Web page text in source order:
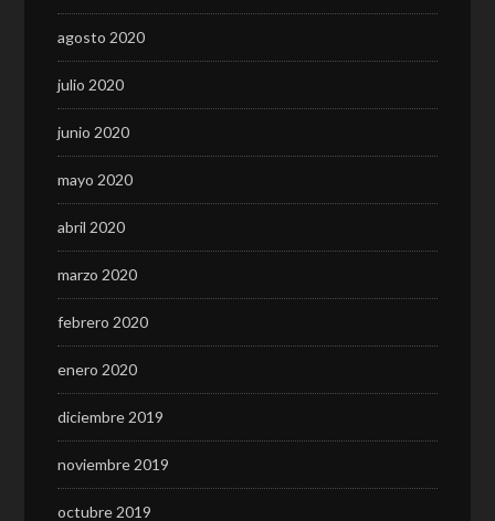
agosto 2020
julio 2020
junio 2020
mayo 2020
abril 2020
marzo 2020
febrero 2020
enero 2020
diciembre 2019
noviembre 2019
octubre 2019